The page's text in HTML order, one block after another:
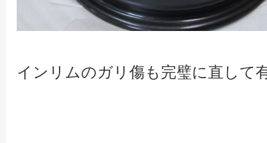
インリムのガリ傷も完璧に直して